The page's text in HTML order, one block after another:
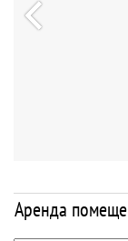
Аренда